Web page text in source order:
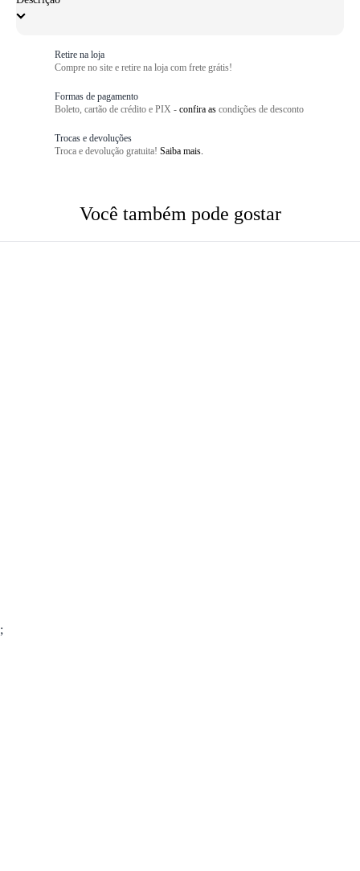
Retire na loja
Compre no site e retire na loja com frete grátis!
Formas de pagamento
Boleto, cartão de crédito e PIX - confira as condições de desconto
Trocas e devoluções
Troca e devolução gratuita! Saiba mais.
Você também pode gostar
;